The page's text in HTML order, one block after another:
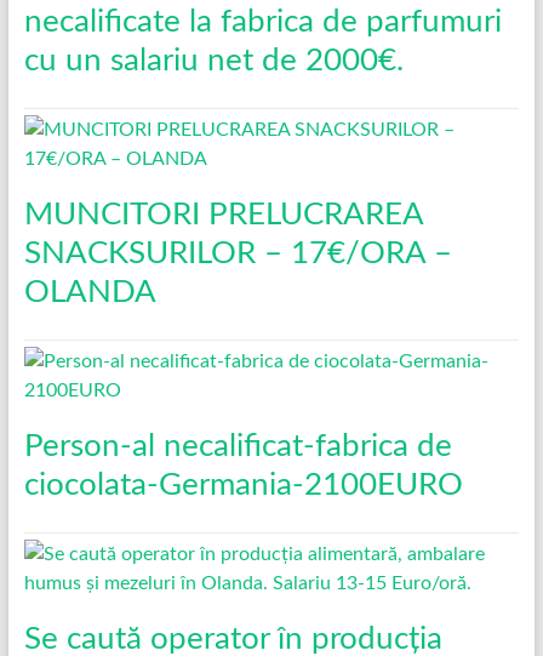
necalificate la fabrica de parfumuri
cu un salariu net de 2000€.
MUNCITORI PRELUCRAREA
SNACKSURILOR – 17€/ORA –
OLANDA
Person-al necalificat-fabrica de
ciocolata-Germania-2100EURO
Se caută operator în producția